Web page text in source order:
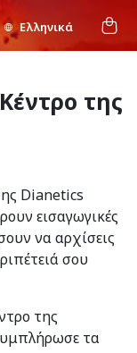
Ελληνικά
της
Dianetics
εισαγωγικές
να αρχίσεις
σου
της
τα